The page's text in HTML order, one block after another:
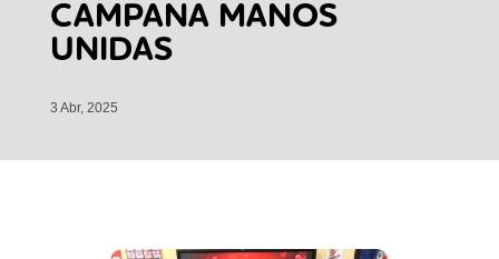
CAMPAÑA MANOS
UNIDAS
3 Abr, 2025